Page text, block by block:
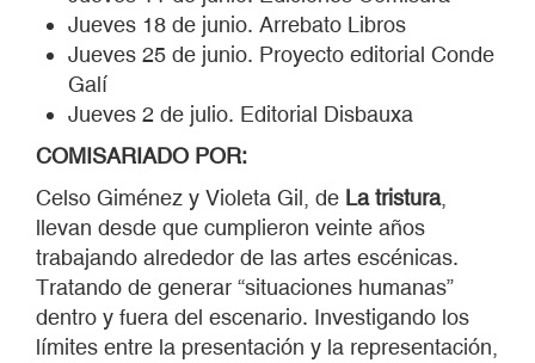
Jueves 18 de junio. Arrebato Libros
Jueves 25 de junio. Proyecto editorial Conde
Galí
Jueves 2 de julio. Editorial Disbauxa
COMISARIADO POR:
Celso Giménez y Violeta Gil, de La tristura,
llevan desde que cumplieron veinte años
trabajando alrededor de las artes escénicas.
Tratando de generar “situaciones humanas”
dentro y fuera del escenario. Investigando los
límites entre la presentación y la representación,